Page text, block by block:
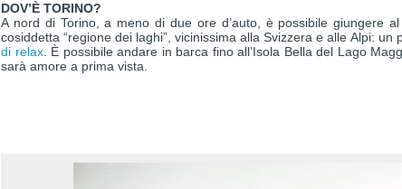
DOV’È TORINO?
A nord di Torino, a meno di due ore d’auto, è possibile giungere al
cosiddetta “regione dei laghi”, vicinissima alla Svizzera e alle Alpi: un
di relax. È possibile andare in barca fino all’Isola Bella del Lago
sarà amore a prima vista.